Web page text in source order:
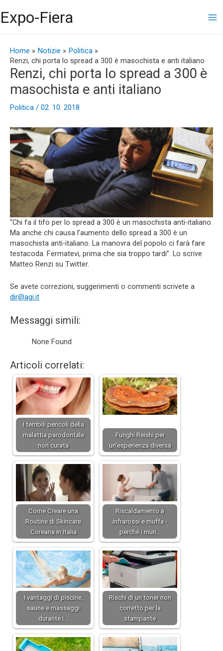
al
contenuto
Expo-Fiera
Home Notizie
Politica
Renzi, chi porta lo spread a 300 è masochista e anti italiano
Renzi, chi porta lo spread a 300 è
masochista e anti italiano
Politica / 02. 10. 2018
“Chi fa il tifo per lo spread a 300 è un masochista anti-italiano.
Ma anche chi causa l’aumento dello spread a 300 è un
masochista anti-italiano. La manovra del popolo ci farà fare
testacoda. Fermatevi, prima che sia troppo tardi”. Lo scrive
Matteo Renzi su Twitter.
Se avete correzioni, suggerimenti o commenti scrivete a
dir@agi.it
Messaggi simili:
None Found
Articoli correlati:
I terribili pericoli della
malattia parodontale
non curata
Funghi Reishi per
un'esperienza diversa
Come Creare una
Routine di Skincare
Coreana in Italia
Riscaldamento a
infrarossi e muffa -
perché i muri…
I vantaggi di piscine,
saune e massaggi
durante i…
Rischi di un toner non
corretto per la
stampante
articoli